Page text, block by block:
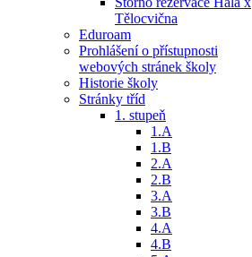
Tělocvična
Eduroam
Prohlášení o přístupnosti
webových stránek školy
Historie školy
Stránky tříd
1. stupeň
1.A
1.B
2.A
2.B
3.A
3.B
4.A
4.B